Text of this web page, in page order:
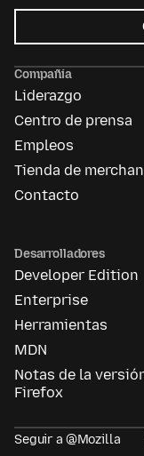
Compañía
Liderazgo
Centro de prensa
Empleos
Tienda de
Contacto
Desarrolladores
Developer Edition
Enterprise
Herramientas
MDN
Notas de la
Firefox
Seguir a @Mozilla